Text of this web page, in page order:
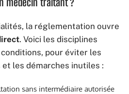
la réglementation ouvre
. Voici les disciplines
pour éviter les
les démarches inutiles :
sans intermédiaire autorisée